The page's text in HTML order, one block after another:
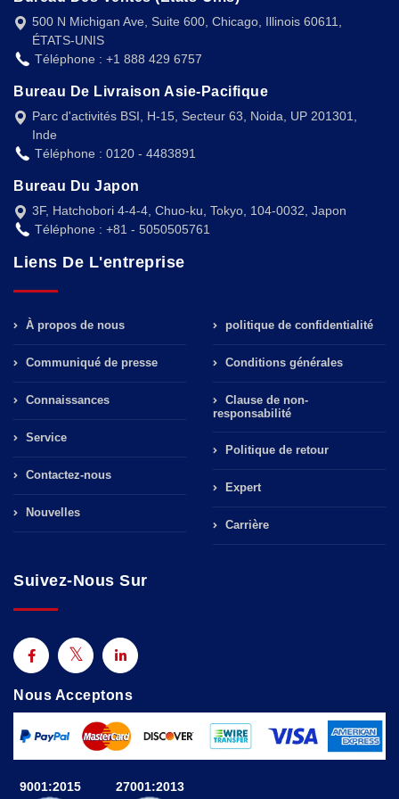
500 N Michigan Ave, Suite 600, Chicago, Illinois 60611,
ÉTATS-UNIS
Téléphone : +1 888 429 6757
Bureau De Livraison Asie-Pacifique
Parc d'activités BSI, H-15, Secteur 63, Noida, UP 201301,
Inde
Téléphone : 0120 - 4483891
Bureau Du Japon
3F, Hatchobori 4-4-4, Chuo-ku, Tokyo, 104-0032, Japon
Téléphone : +81 - 5050505761
Liens De L'entreprise
À propos de nous
Communiqué de presse
Connaissances
Service
Contactez-nous
Nouvelles
politique de confidentialité
Conditions générales
Clause de non-
responsabilité
Politique de retour
Expert
Carrière
Suivez-Nous Sur
Nous Acceptons
9001:2015 27001:2013